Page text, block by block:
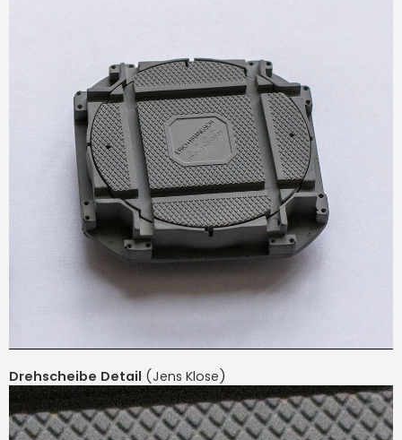
Drehscheibe Detail (Jens Klose)